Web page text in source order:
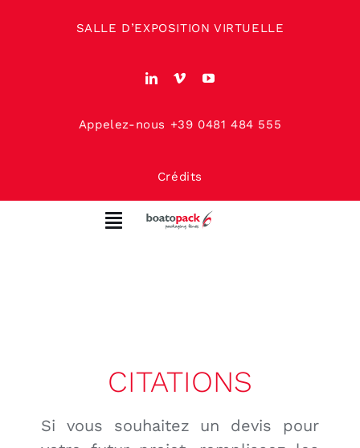
SALLE D’EXPOSITION VIRTUELLE
Appelez-nous +39 0481 484 555
Crédits
Toggle
CITATIONS
Si vous souhaitez un devis pour